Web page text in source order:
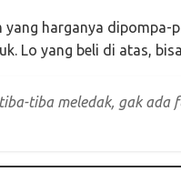
yang harganya dipompa-
Lo yang beli di atas,
tiba meledak, gak ada